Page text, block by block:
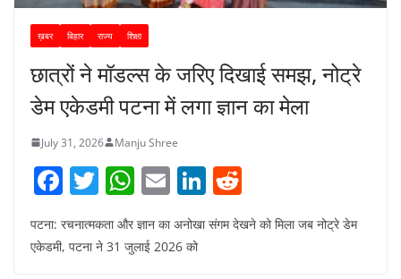
ख़बर बिहार राज्य शिक्षा
छात्रों ने मॉडल्स के जरिए दिखाई समझ, नोट्रे
डेम एकेडमी पटना में लगा ज्ञान का मेला
July 31, 2026 Manju Shree
F
c
T
itt
W
at
E
m
ai
Li
n
k
e
d
पटना: रचनात्मकता और ज्ञान का अनोखा संगम देखने को मिला जब नोट्रे डेम
एकेडमी, पटना ने 31 जुलाई 2026 को